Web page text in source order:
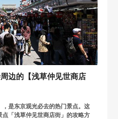
边的【浅草仲见世商店
是东京观光必去的热门景点。这
「浅草仲见世商店街」的攻略方